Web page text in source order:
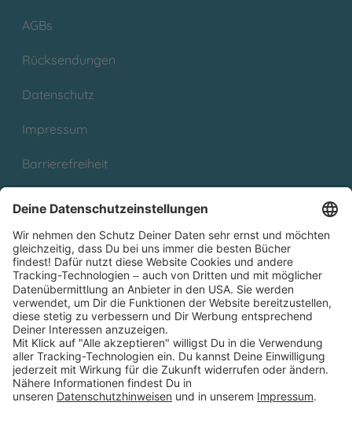
AGBs
Rücksendungen
Datenschutz
Impressum
Barrierefreiheit
Partnerprogramm (Affiliate)
Folge uns auf
* Versandkostenfrei ab 9,00 € Bestellwert innerhalb
Deutschlands
** Lieferzeit 1-3 Werktage innerhalb Deutschlands